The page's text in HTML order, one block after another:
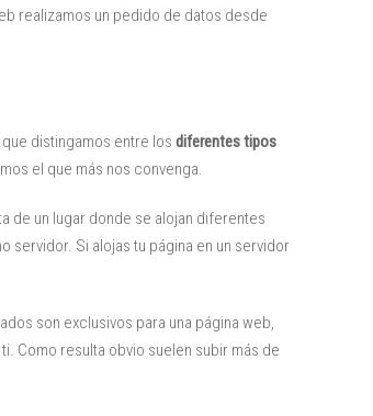
realizamos un pedido de datos desde
distingamos entre los diferentes tipos
el que más nos convenga.
de un lugar donde se alojan diferentes
servidor. Si alojas tu página en un servidor
son exclusivos para una página web,
Como resulta obvio suelen subir más de